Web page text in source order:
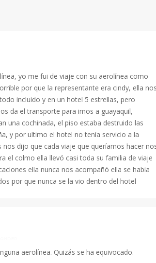
yo me fui de viaje con su aerolínea como
por que la representante era cindy, ella
incluido y en un hotel 5 estrellas, pero
da el transporte para irnos a guayaquil,
una cochinada, el piso estaba destruido las
y por ultimo el hotel no tenía servicio a la
dijo que cada viaje que queríamos hacer
el colmo ella llevó casi toda su familia de viaje
ella nunca nos acompañó ella se habia
por que nunca se la vio dentro del hotel
aerolínea. Quizás se ha equivocado.